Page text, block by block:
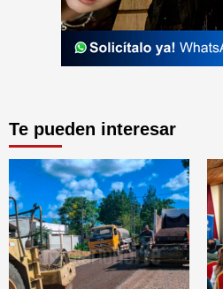
Te pueden interesar